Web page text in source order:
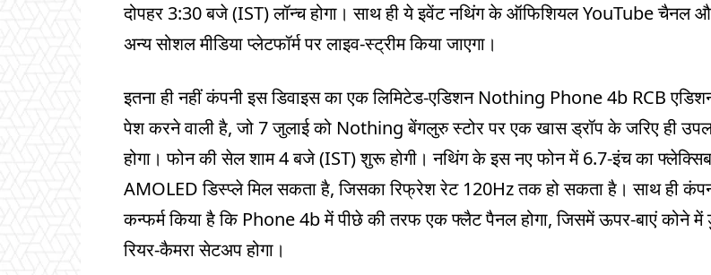
दोपहर 3:30 बजे (IST) लॉन्च होगा। साथ ही ये इवेंट नथिंग के ऑफिशियल YouTube चैनल
अन्य सोशल मीडिया प्लेटफॉर्म पर लाइव-स्ट्रीम किया जाएगा।
इतना ही नहीं कंपनी इस डिवाइस का एक लिमिटेड-एडिशन Nothing Phone 4b RCB
पेश करने वाली है, जो 7 जुलाई को Nothing बेंगलुरु स्टोर पर एक खास ड्रॉप के जरिए ही
होगा। फोन की सेल शाम 4 बजे (IST) शुरू होगी। नथिंग के इस नए फोन में 6.7-इंच का
AMOLED डिस्प्ले मिल सकता है, जिसका रिफ्रेश रेट 120Hz तक हो सकता है। साथ ही
कन्फर्म किया है कि Phone 4b में पीछे की तरफ एक फ्लैट पैनल होगा, जिसमें ऊपर-बाएं कोने
रियर-कैमरा सेटअप होगा।